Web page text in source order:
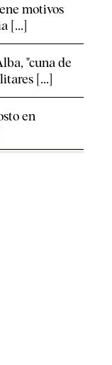
motivos
[...]
"cuna de
[...]
en